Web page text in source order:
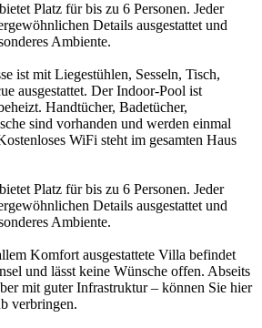
Platz für bis zu 6 Personen. Jeder
Details ausgestattet und
Ambiente.
ist mit Liegestühlen, Sesseln, Tisch,
ausgestattet. Der Indoor-Pool ist
Handtücher, Badetücher,
sind vorhanden und werden einmal
WiFi steht im gesamten Haus
Platz für bis zu 6 Personen. Jeder
Details ausgestattet und
Ambiente.
Komfort ausgestattete Villa befindet
und lässt keine Wünsche offen. Abseits
mit guter Infrastruktur – können Sie hier
verbringen.